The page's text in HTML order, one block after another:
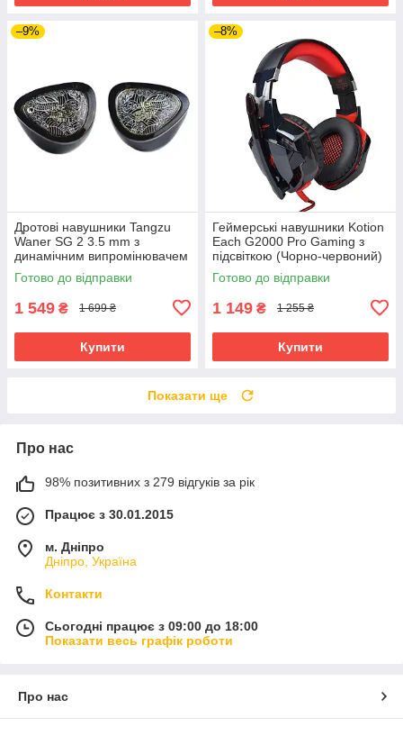
–9%
Дротові навушники Tangzu
Waner SG 2 3.5 mm з
динамічним випромінювачем
(Чорний)
Готово до відправки
1 549 ₴ 1 699 ₴
Купити
–8%
Геймерські навушники Kotion
Each G2000 Pro Gaming з
підсвіткою (Чорно-червоний)
Готово до відправки
1 149 ₴ 1 255 ₴
Купити
Показати ще
Про нас
98% позитивних з 279 відгуків за рік
Працює з 30.01.2015
м. Дніпро
Дніпро, Україна
Контакти
Сьогодні працює з 09:00 до 18:00
Показати весь графік роботи
Про нас